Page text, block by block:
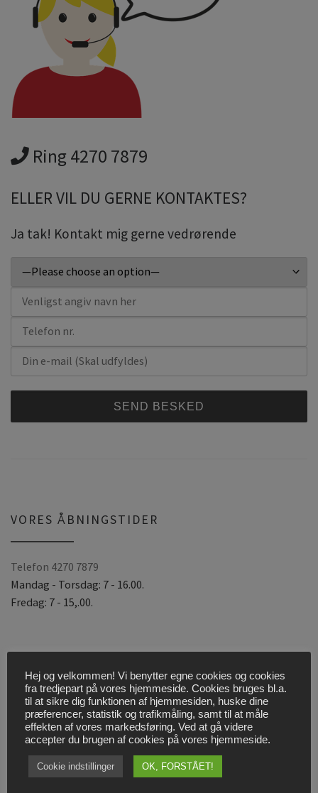
Ring 4270 7879
ELLER VIL DU GERNE KONTAKTES?
Ja tak! Kontakt mig gerne vedrørende
r
t
i
v
VORES ÅBNINGSTIDER
Telefon 4270 7879
Mandag - Torsdag: 7 - 16.00.
Fredag: 7 - 15,.00.
Bestil Servicebesøg
Cookies og persondatapolitik
Find vej til os!
Hej og velkommen! Vi benytter egne cookies og cookies
fra tredjepart på vores hjemmeside. Cookies bruges bl.a.
til at sikre dig funktionen af hjemmesiden, huske dine
præferencer, statistik og trafikmåling, samt til at måle
effekten af vores markedsføring. Ved at gå videre
accepter du brugen af cookies på vores hjemmeside.
Cookie indstillinger OK, FORSTÅET!